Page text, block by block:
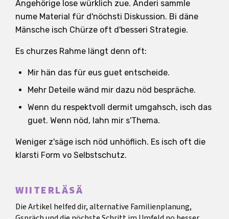
Angehörige lose würklich zue. Anderi sammle
nume Material für d'nöchsti Diskussion. Bi däne
Mänsche isch Chürze oft d'besseri Strategie.
Es churzes Rahme längt denn oft:
Mir hän das für eus guet entscheide.
Mehr Deteile wänd mir dazu nöd bespräche.
Wenn du respektvoll dermit umgahsch, isch das
guet. Wenn nöd, lahn mir s'Thema.
Weniger z'säge isch nöd unhöflich. Es isch oft die
klarsti Form vo Selbstschutz.
WIITERLÄSÄ
Die Artikel helfed dir, alternative Familienplanung,